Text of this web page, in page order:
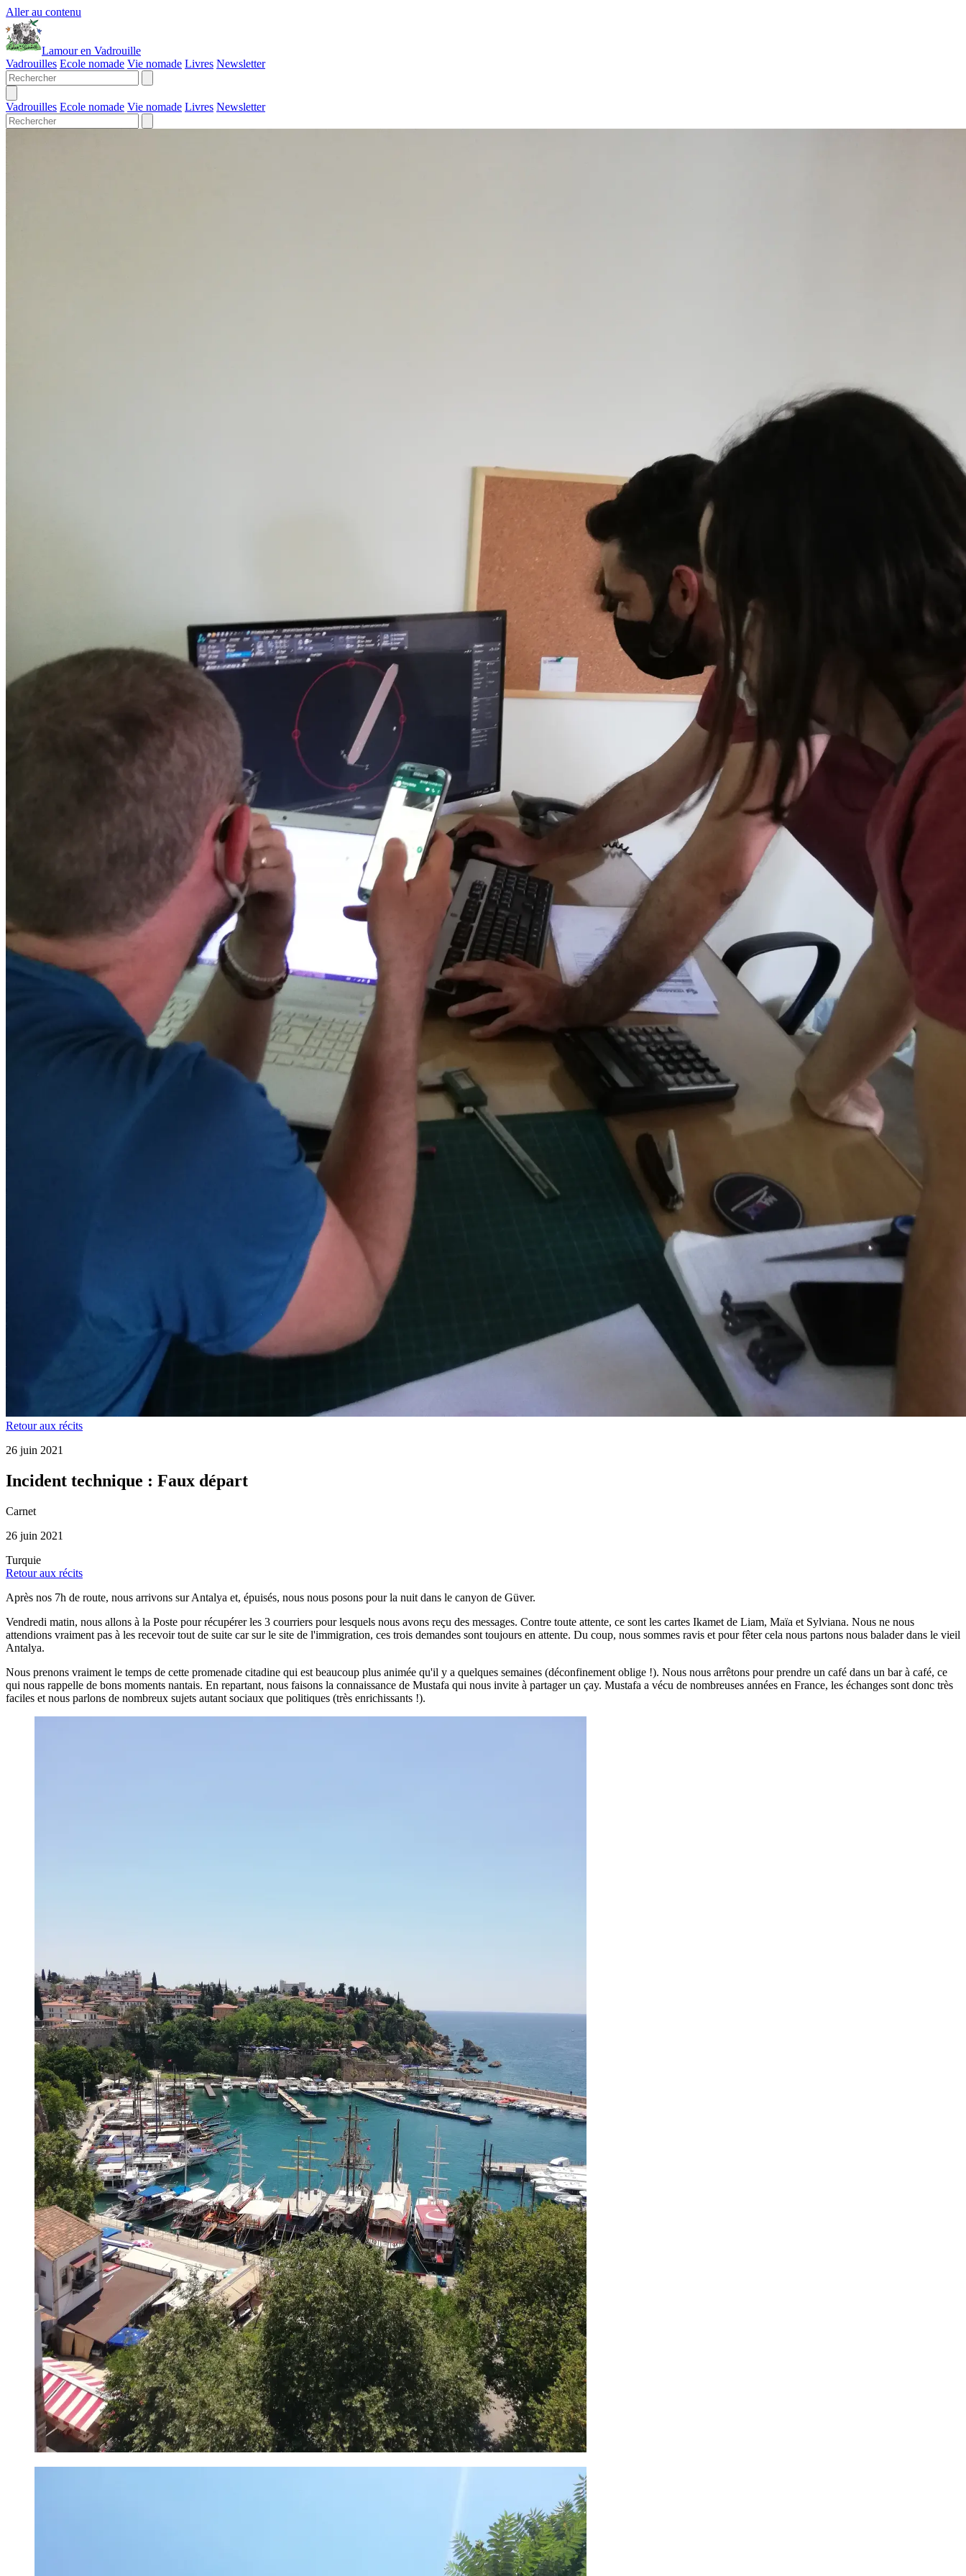
Aller au contenu
Lamour en Vadrouille
Vadrouilles Ecole nomade Vie nomade Livres Newsletter
Vadrouilles Ecole nomade Vie nomade Livres Newsletter
Retour aux récits
26 juin 2021
Incident technique : Faux départ
Carnet
26 juin 2021
Turquie
Retour aux récits
Après nos 7h de route, nous arrivons sur Antalya et, épuisés, nous nous posons pour la nuit dans le canyon de Güver.
Vendredi matin, nous allons à la Poste pour récupérer les 3 courriers pour lesquels nous avons reçu des messages. Contre toute attente, ce sont les cartes Ikamet de Liam, Maïa et Sylviana. Nous ne nous
attendions vraiment pas à les recevoir tout de suite car sur le site de l'immigration, ces trois demandes sont toujours en attente. Du coup, nous sommes ravis et pour fêter cela nous partons nous balader dans le vieil
Antalya.
Nous prenons vraiment le temps de cette promenade citadine qui est beaucoup plus animée qu'il y a quelques semaines (déconfinement oblige !). Nous nous arrêtons pour prendre un café dans un bar à café, ce
qui nous rappelle de bons moments nantais. En repartant, nous faisons la connaissance de Mustafa qui nous invite à partager un çay. Mustafa a vécu de nombreuses années en France, les échanges sont donc très
faciles et nous parlons de nombreux sujets autant sociaux que politiques (très enrichissants !).